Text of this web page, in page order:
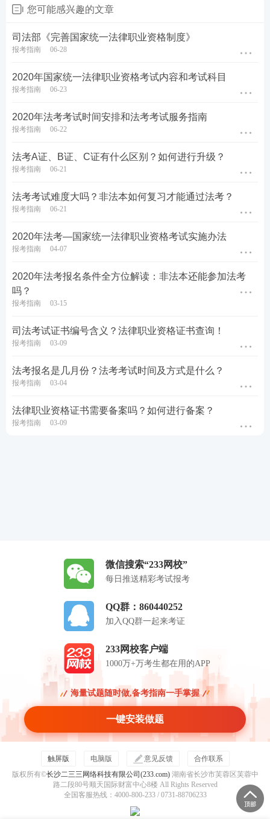
您可能感兴趣的文章
司法部《完善国家统一法律职业资格制度》
报考指南 06-28
2020年国家统一法律职业资格考试内容和考试科目
报考指南 06-23
2020年法考考试时间安排和法考考试服务指南
报考指南 06-22
法考A证、B证、C证有什么区别？如何进行升级？
报考指南 06-21
法考考试难度大吗？非法本如何复习才能通过法考？
报考指南 06-21
2020年法考—国家统一法律职业资格考试实施办法
报考指南 04-07
2020年法考报名条件全方位解读：非法本还能参加法考
吗？
报考指南 03-15
司法考试证书编号含义？法律职业资格证书查询！
报考指南 03-09
法考报名是几月份？法考考试时间及方式是什么？
报考指南 03-04
法律职业资格证书需要备案吗？如何进行备案？
报考指南 03-09
微信搜索“233网校”
每日推送精彩考试报考
QQ群：860440252
加入QQ群一起来考证
233网校客户端
1000万+万考生都在用的APP
海量试题随时做,备考指南一手掌握
一键安装做题
触屏版 电脑版 意见反馈
合作联系
版权所有©长沙二三三网络科技有限公司(233.com)湖南省长沙市芙蓉区芙蓉中
路二段80号顺天国际财富中心8楼 All Rights Reserved
全国客服热线：4000-800-233 / 0731-88706233